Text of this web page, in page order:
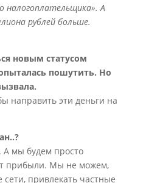
налогоплательщика». А
рублей больше.
новым статусом
пошутить. Но
направить эти деньги на
А мы будем просто
прибыли. Мы не можем,
привлекать частные